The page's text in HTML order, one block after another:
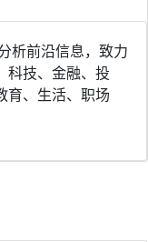
析前沿信息，致力
科技、金融、投
育、生活、职场